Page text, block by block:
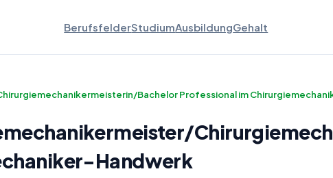
BerufsfelderStudiumAusbildungGehalt
Bachelor Professional im
/
Handwerk